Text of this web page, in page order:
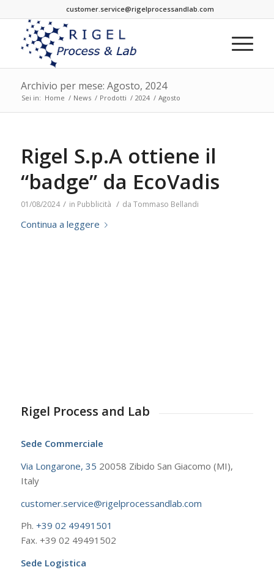
customer.service@rigelprocessandlab.com
Archivio per mese: Agosto, 2024
Sei in: Home / News / Prodotti / 2024 / Agosto
Rigel S.p.A ottiene il
“badge” da EcoVadis
01/08/2024 / in Pubblicità / da Tommaso Bellandi
Continua a leggere
Rigel Process and Lab
Sede Commerciale
Via Longarone, 35 20058 Zibido San Giacomo (MI),
Italy
customer.service@rigelprocessandlab.com
Ph. +39 02 49491501
Fax. +39 02 49491502
Sede Logistica